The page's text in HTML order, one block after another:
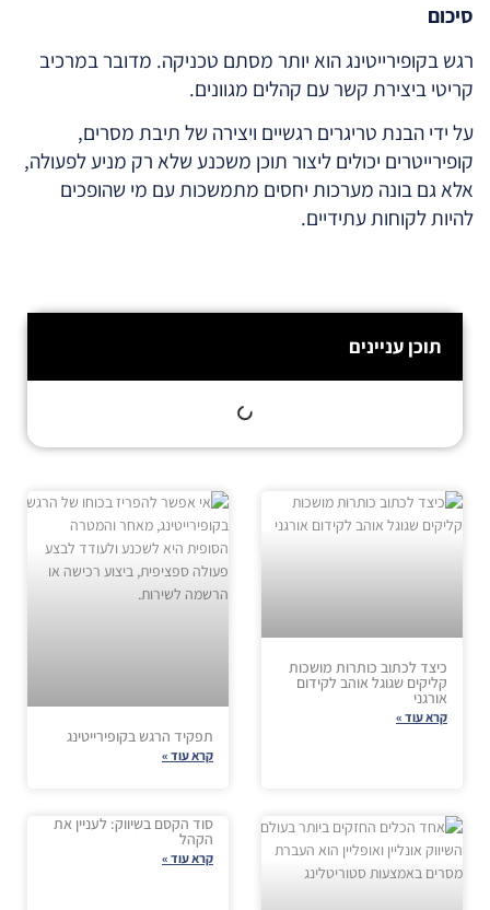
סיכום
רגש בקופירייטינג הוא יותר מסתם טכניקה. מדובר במרכיב
קריטי ביצירת קשר עם קהלים מגוונים.
על ידי הבנת טריגרים רגשיים ויצירה של תיבת מסרים,
קופירייטרים יכולים ליצור תוכן משכנע שלא רק מניע לפעולה,
אלא גם בונה מערכות יחסים מתמשכות עם מי שהופכים
להיות לקוחות עתידיים.
תוכן עניינים
כיצד לכתוב כותרות מושכות
קליקים שגוגל אוהב לקידום
אורגני
קרא עוד »
תפקיד הרגש בקופירייטינג
קרא עוד »
סוד הקסם בשיווק: לעניין את
הקהל
קרא עוד »